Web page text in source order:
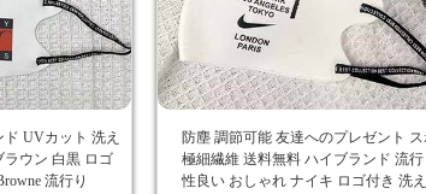
UVカット 洗え
ラウン 白黒 ロゴ
流行り
防塵 調節可能 友達へのプレゼント
極細繊維 送料無料 ハイブランド 流
性良い おしゃれ ナイキ ロゴ付き 洗